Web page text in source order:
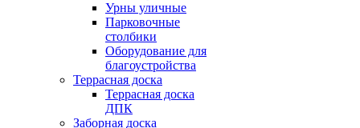
Урны уличные
Парковочные
столбики
Оборудование для
благоустройства
Террасная доска
Террасная доска
ДПК
Заборная доска